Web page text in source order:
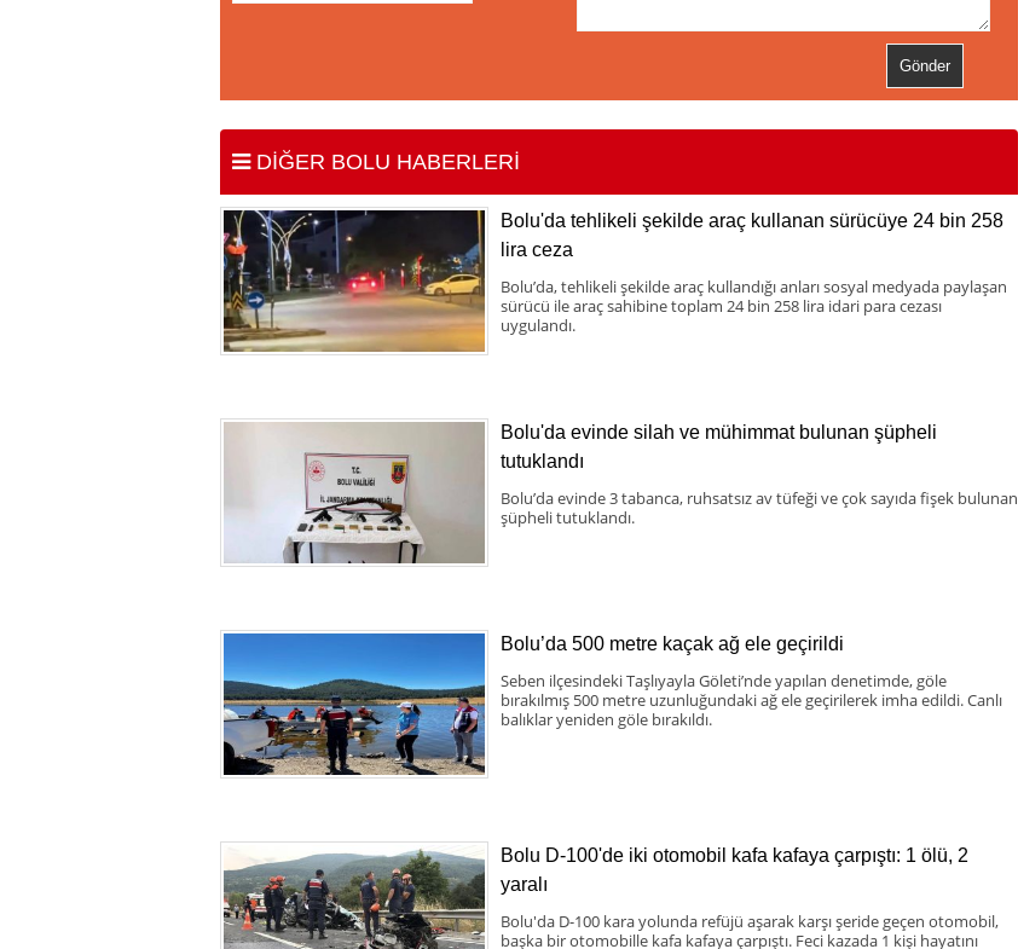
DİĞER BOLU HABERLERİ
Bolu'da tehlikeli şekilde araç kullanan sürücüye 24 bin 258
lira ceza
Bolu’da, tehlikeli şekilde araç kullandığı anları sosyal medyada paylaşan
sürücü ile araç sahibine toplam 24 bin 258 lira idari para cezası
uygulandı.
Bolu'da evinde silah ve mühimmat bulunan şüpheli
tutuklandı
Bolu’da evinde 3 tabanca, ruhsatsız av tüfeği ve çok sayıda fişek bulunan
şüpheli tutuklandı.
Bolu’da 500 metre kaçak ağ ele geçirildi
Seben ilçesindeki Taşlıyayla Göleti’nde yapılan denetimde, göle
bırakılmış 500 metre uzunluğundaki ağ ele geçirilerek imha edildi. Canlı
balıklar yeniden göle bırakıldı.
Bolu D-100'de iki otomobil kafa kafaya çarpıştı: 1 ölü, 2
yaralı
Bolu'da D-100 kara yolunda refüjü aşarak karşı şeride geçen otomobil,
başka bir otomobille kafa kafaya çarpıştı. Feci kazada 1 kişi hayatını